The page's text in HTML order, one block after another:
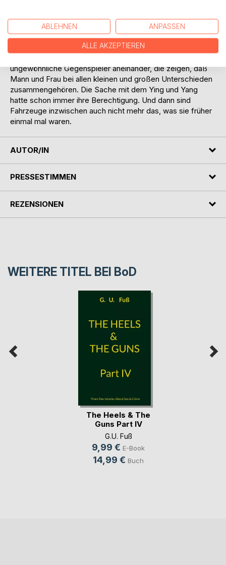
Frau. In der Oberpfalz geht es ungewöhnlich turbulent zu,
wobei es dort mehr zu Entdecken gibt als nur frische Luft.
Dafür zeigt die Stadt Hamburg sich dieses Mal von einer
ungewöhnliche Gegenspieler aneinander, die zeigen, daß
Mann und Frau bei allen kleinen und großen Unterschieden
zusammengehören. Die Sache mit dem Ying und Yang
hatte schon immer ihre Berechtigung. Und dann sind
Fahrzeuge inzwischen auch nicht mehr das, was sie früher
einmal mal waren.
AUTOR/IN
PRESSESTIMMEN
REZENSIONEN
WEITERE TITEL BEI BoD
The Heels & The
Guns Part IV
G.U. Fuß
9,99 € E-Book
14,99 € Buch
ABLEHNEN ANPASSEN
ALLE AKZEPTIEREN